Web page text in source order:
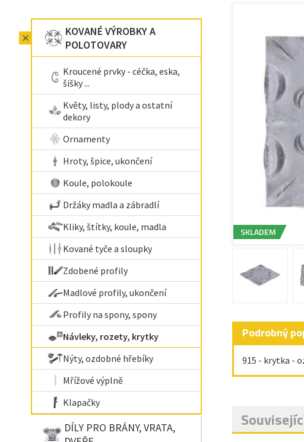
KOVANÉ VÝROBKY A
POLOTOVARY
Kroucené prvky - céčka, eska,
šišky ...
Květy, listy, plody a ostatní
dekory
Ornamenty
Hroty, špice, ukončení
Koule, polokoule
Držáky madla a zábradlí
Kliky, štítky, koule, madla
Kované tyče a sloupky
Zdobené profily
Madlové profily, ukončení
Profily na spony, spony
Návleky, rozety, krytky
Nýty, ozdobné hřebíky
Mřížové výplně
Klapačky
DÍLY PRO BRÁNY, VRATA,
SKLADEM
Podrobný
915 - krytka -